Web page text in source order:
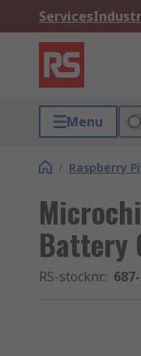
Services
Menu
/ Raspberry
Battery
RS-stocknr.: